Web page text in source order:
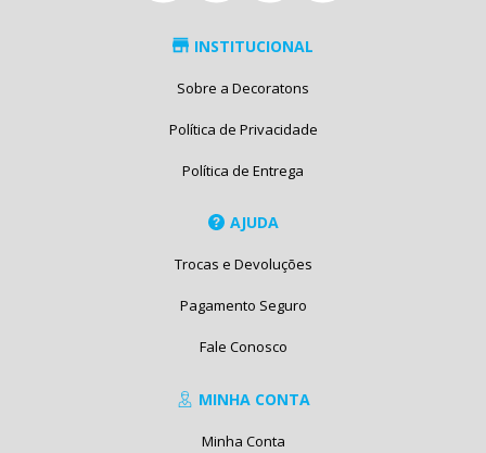
INSTITUCIONAL
Sobre a Decoratons
Política de Privacidade
Política de Entrega
AJUDA
Trocas e Devoluções
Pagamento Seguro
Fale Conosco
MINHA CONTA
Minha Conta